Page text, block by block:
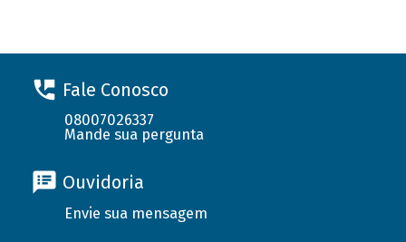
Fale Conosco
08007026337
Mande sua pergunta
Ouvidoria
Envie sua mensagem